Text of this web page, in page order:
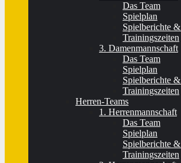
Das Team
Spielplan
Spielberichte
Trainingszeiten
3. Damenmannschaft
Das Team
Spielplan
Spielberichte
Trainingszeiten
Herren-Teams
1. Herrenmannschaft
Das Team
Spielplan
Spielberichte
Trainingszeiten